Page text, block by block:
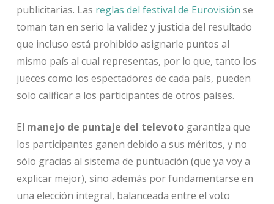
publicitarias. Las reglas del festival de Eurovisión se
toman tan en serio la validez y justicia del resultado
que incluso está prohibido asignarle puntos al
mismo país al cual representas, por lo que, tanto los
jueces como los espectadores de cada país, pueden
solo calificar a los participantes de otros países.
El manejo de puntaje del televotogarantiza que
los participantes ganen debido a sus méritos, y no
sólo gracias al sistema de puntuación (que ya voy a
explicar mejor), sino además por fundamentarse en
una elección integral, balanceada entre el voto